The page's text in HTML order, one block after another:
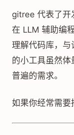
gitree 代表了开
在 LLM 辅助编
理解代码库，
的小工具虽然
普遍的需求。
如果你经常需要